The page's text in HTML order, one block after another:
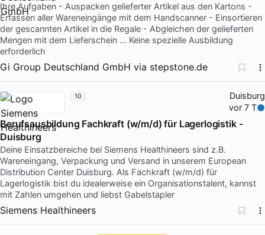
Ihre Aufgaben - Auspacken gelieferter Artikel aus den Kartons -
Erfassen aller Wareneingänge mit dem Handscanner - Einsortieren
der gescannten Artikel in die Regale - Abgleichen der gelieferten
Mengen mit dem Lieferschein … Keine spezielle Ausbildung
erforderlich
Gi Group Deutschland GmbH via stepstone.de
Duisburg
vor 7 T
Berufsausbildung Fachkraft (w/m/d) für Lagerlogistik -
Duisburg
Deine Einsatzbereiche bei Siemens Healthineers sind z.B.
Wareneingang, Verpackung und Versand in unserem European
Distribution Center Duisburg. Als Fachkraft (w/m/d) für
Lagerlogistik bist du idealerweise ein Organisationstalent, kannst
mit Zahlen umgehen und liebst Gabelstapler
Siemens Healthineers
10